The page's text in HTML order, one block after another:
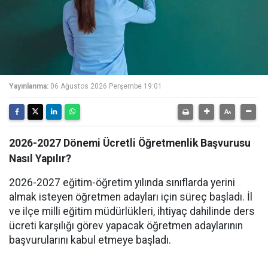
Yayınlanma: 06 Ağustos 2026 Perşembe 19:01
2026-2027 Dönemi Ücretli Öğretmenlik Başvurusu
Nasıl Yapılır?
2026-2027 eğitim-öğretim yılında sınıflarda yerini
almak isteyen öğretmen adayları için süreç başladı. İl
ve ilçe milli eğitim müdürlükleri, ihtiyaç dahilinde ders
ücreti karşılığı görev yapacak öğretmen adaylarının
başvurularını kabul etmeye başladı.